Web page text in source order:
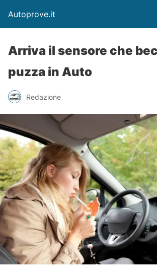
Autoprove.it
Arriva il sensore che
puzza in Auto
Redazione